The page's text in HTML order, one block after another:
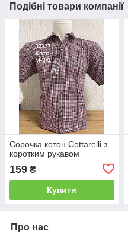
Подібні товари компанії
Сорочка котон Cottarelli з
коротким рукавом
159 ₴
Купити
Про нас